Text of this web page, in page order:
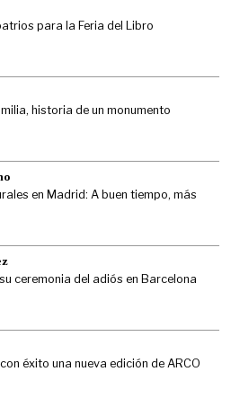
para la Feria del Libro
historia de un monumento
en Madrid: A buen tiempo, más
ceremonia del adiós en Barcelona
éxito una nueva edición de ARCO